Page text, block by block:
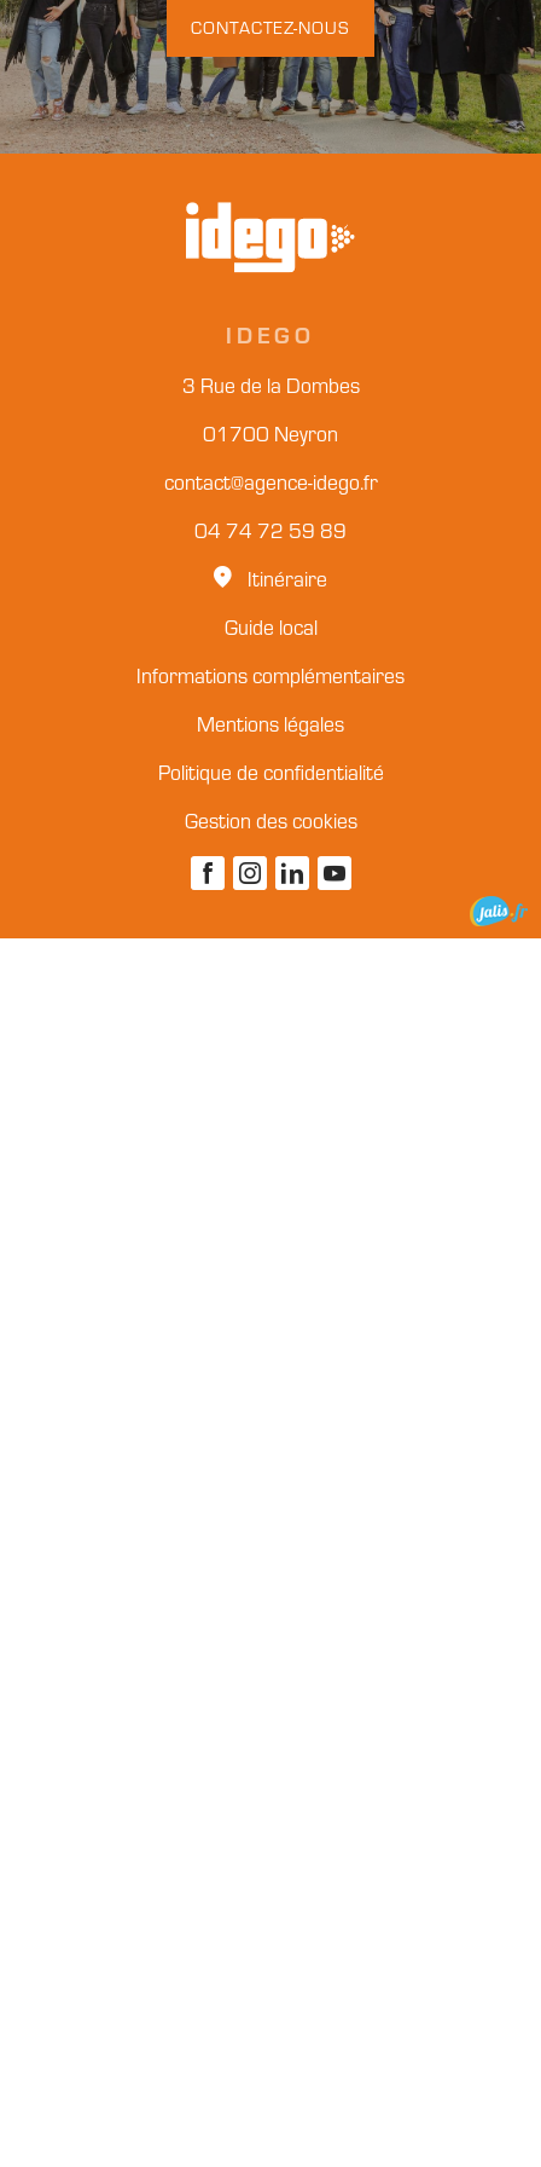
CONTACTEZ-NOUS
IDEGO
3 Rue de la Dombes
01700 Neyron
contact@agence-idego.fr
04 74 72 59 89
Itinéraire
Guide local
Informations complémentaires
Mentions légales
Politique de confidentialité
Gestion des cookies